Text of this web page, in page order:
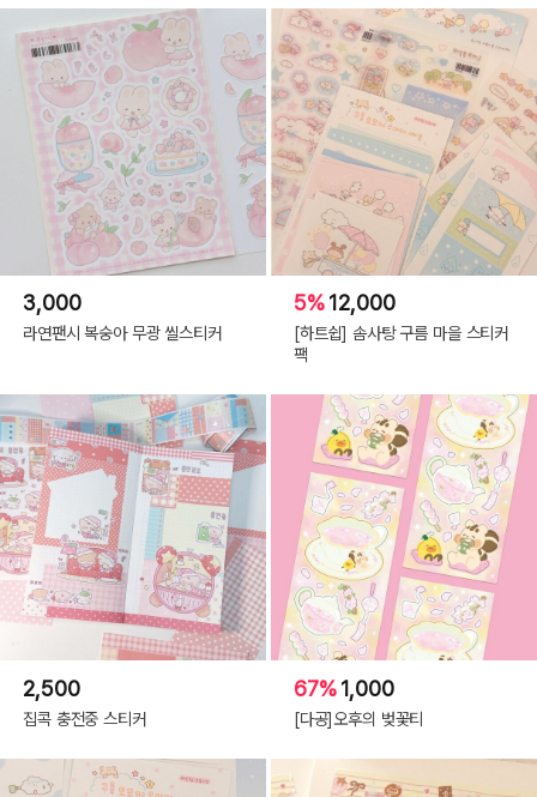
3,000
라연팬시 복숭아 무광 씰스티커
5%12,000
[하트쉽] 솜사탕 구름 마을 스티커
팩
2,500
집콕 충전중 스티커
67%1,000
[다공]오후의 벚꽃티